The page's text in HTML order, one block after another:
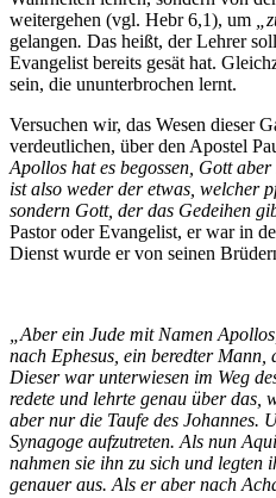
weitergehen (vgl. Hebr 6,1), um
gelangen. Das heißt, der Lehrer
Evangelist bereits gesät hat.
sein, die ununterbrochen lernt.
Versuchen wir, das Wesen dieser
verdeutlichen, über den Apostel
Apollos hat es begossen, Gott
ist also weder der etwas, welcher
sondern Gott, der das Gedeihen
Pastor oder Evangelist, er war in
Dienst wurde er von seinen
„Aber ein Jude mit Namen
nach Ephesus, ein beredter
Dieser war unterwiesen im Weg
redete und lehrte genau über das,
aber nur die Taufe des Johannes.
Synagoge aufzutreten. Als nun
nahmen sie ihn zu sich und legten
genauer aus. Als er aber nach